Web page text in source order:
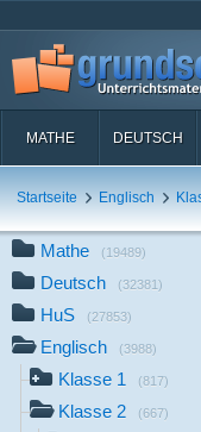
MATHE DEUTSCH
Startseite Englisch
Mathe (19489)
Deutsch (32381)
HuS (27853)
Englisch (3988)
Klasse 1 (817)
Klasse 2 (667)